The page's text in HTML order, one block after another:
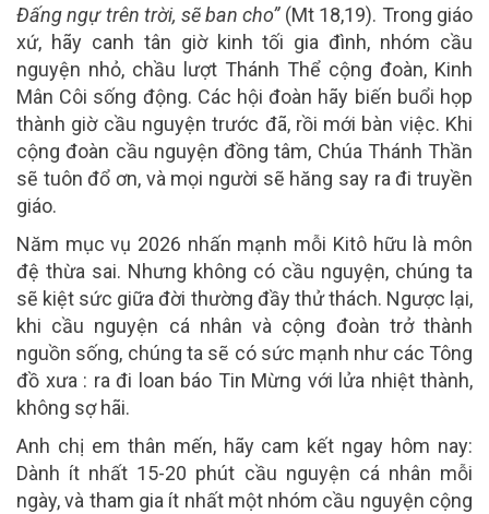
Đấng ngự trên trời, sẽ ban cho”(Mt 18,19). Trong giáo
xứ, hãy canh tân giờ kinh tối gia đình, nhóm cầu
nguyện nhỏ, chầu lượt Thánh Thể cộng đoàn, Kinh
Mân Côi sống động. Các hội đoàn hãy biến buổi họp
thành giờ cầu nguyện trước đã, rồi mới bàn việc. Khi
cộng đoàn cầu nguyện đồng tâm, Chúa Thánh Thần
sẽ tuôn đổ ơn, và mọi người sẽ hăng say ra đi truyền
giáo.
Năm mục vụ 2026 nhấn mạnh mỗi Kitô hữu là môn
đệ thừa sai. Nhưng không có cầu nguyện, chúng ta
sẽ kiệt sức giữa đời thường đầy thử thách. Ngược lại,
khi cầu nguyện cá nhân và cộng đoàn trở thành
nguồn sống, chúng ta sẽ có sức mạnh như các Tông
đồ xưa : ra đi loan báo Tin Mừng với lửa nhiệt thành,
không sợ hãi.
Anh chị em thân mến, hãy cam kết ngay hôm nay:
Dành ít nhất 15-20 phút cầu nguyện cá nhân mỗi
ngày, và tham gia ít nhất một nhóm cầu nguyện cộng